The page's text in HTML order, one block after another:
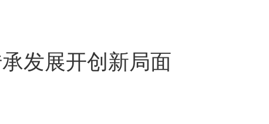
发展开创新局面